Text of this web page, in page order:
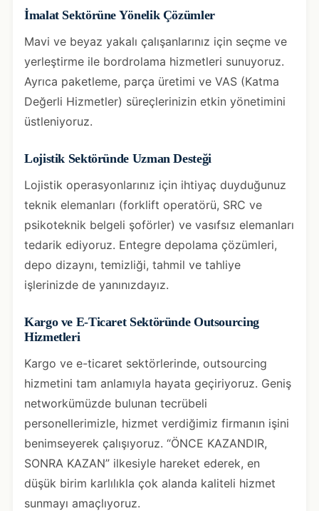
İmalat Sektörüne Yönelik Çözümler
Mavi ve beyaz yakalı çalışanlarınız için seçme ve
yerleştirme ile bordrolama hizmetleri sunuyoruz.
Ayrıca paketleme, parça üretimi ve VAS (Katma
Değerli Hizmetler) süreçlerinizin etkin yönetimini
üstleniyoruz.
Lojistik Sektöründe Uzman Desteği
Lojistik operasyonlarınız için ihtiyaç duyduğunuz
teknik elemanları (forklift operatörü, SRC ve
psikoteknik belgeli şoförler) ve vasıfsız elemanları
tedarik ediyoruz. Entegre depolama çözümleri,
depo dizaynı, temizliği, tahmil ve tahliye
işlerinizde de yanınızdayız.
Kargo ve E-Ticaret Sektöründe Outsourcing
Hizmetleri
Kargo ve e-ticaret sektörlerinde, outsourcing
hizmetini tam anlamıyla hayata geçiriyoruz. Geniş
networkümüzde bulunan tecrübeli
personellerimizle, hizmet verdiğimiz firmanın işini
benimseyerek çalışıyoruz. “ÖNCE KAZANDIR,
SONRA KAZAN” ilkesiyle hareket ederek, en
düşük birim karlılıkla çok alanda kaliteli hizmet
sunmayı amaçlıyoruz.